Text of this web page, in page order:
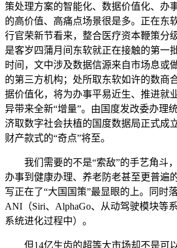
策处理方案的智能化、数据价值化、办
的高价值、高痛点场景很是多。正在东
行官荣新节看来，整合医疗资本鞭策分
是客岁四蒲月间东软就正在接触的第一
时间，文中涉及数据信源来自市场息或
的第三方机构；处所取东软如许的数商
据价值化，将为办事平易近生、推进就
异带来全新“增量”。由国度发改委办理
济取数字社会扶植的国度数据局正式成
财产款式的“奇点”将至。
我们需要的不是“索敌”的手艺角斗
办事到健康办理、养老防老甚至更普遍
写正在了“大国国策”最显眼的上。同时
ANI（Siri、AlphaGo、从动驾驶模块等
系统进化过程中）。
但14亿生齿的超等大市场却不是可